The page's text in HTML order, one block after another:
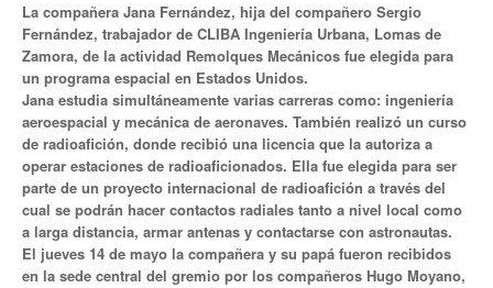
Nuestros Sindicatos
Delegaciones en el país
Actualidad Sindicatos
Camioneros solidarios
Publicaciones
Revista Los Camioneros
La compañera Jana Fernández, hija del compañero Sergio
Fernández, trabajador de CLIBA Ingeniería Urbana, Lomas de
Zamora, de la actividad Remolques Mecánicos fue elegida para
un programa espacial en Estados Unidos.
Jana estudia simultáneamente varias carreras como: ingeniería
aeroespacial y mecánica de aeronaves. También realizó un curso
de radioafición, donde recibió una licencia que la autoriza a
operar estaciones de radioaficionados. Ella fue elegida para ser
parte de un proyecto internacional de radioafición a través del
cual se podrán hacer contactos radiales tanto a nivel local como
a larga distancia, armar antenas y contactarse con astronautas.
El jueves 14 de mayo la compañera y su papá fueron recibidos
en la sede central del gremio por los compañeros Hugo Moyano,